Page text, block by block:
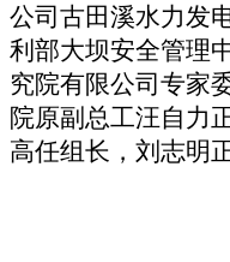
公司古田溪水力发
利部大坝安全管理
究院有限公司专家
院原副总工汪自力
高任组长，刘志明